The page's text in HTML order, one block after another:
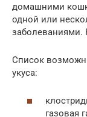
домашними
одной или
заболеваниями.
Список
укуса:
газовая